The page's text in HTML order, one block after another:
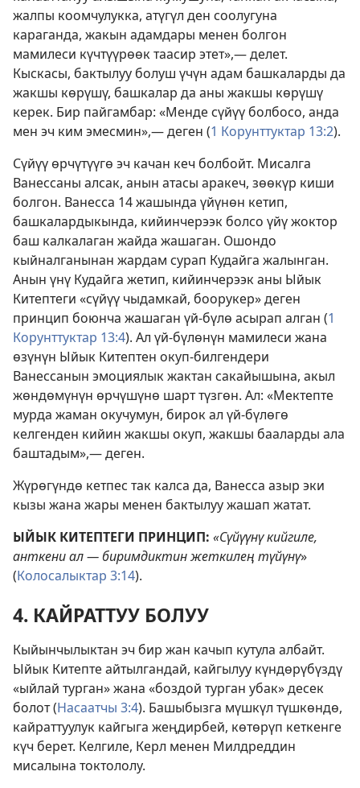
жалпы коомчулукка, атүгүл ден соолугуна
караганда, жакын адамдары менен болгон
мамилеси күчтүүрөөк таасир этет»,— делет.
Кыскасы, бактылуу болуш үчүн адам башкаларды да
жакшы көрүшү, башкалар да аны жакшы көрүшү
керек. Бир пайгамбар: «Менде сүйүү болбосо, анда
мен эч ким эмесмин»,— деген (1 Корунттуктар 13:2).
Сүйүү өрчүтүүгө эч качан кеч болбойт. Мисалга
Ванессаны алсак, анын атасы аракеч, зөөкүр киши
болгон. Ванесса 14 жашында үйүнөн кетип,
башкалардыкында, кийинчерээк болсо үйү жоктор
баш калкалаган жайда жашаган. Ошондо
кыйналганынан жардам сурап Кудайга жалынган.
Анын үнү Кудайга жетип, кийинчерээк аны Ыйык
Китептеги «сүйүү чыдамкай, боорукер» деген
принцип боюнча жашаган үй-бүлө асырап алган (1
Корунттуктар 13:4). Ал үй-бүлөнүн мамилеси жана
өзүнүн Ыйык Китептен окуп-билгендери
Ванессанын эмоциялык жактан сакайышына, акыл
жөндөмүнүн өрчүшүнө шарт түзгөн. Ал: «Мектепте
мурда жаман окучумун, бирок ал үй-бүлөгө
келгенден кийин жакшы окуп, жакшы бааларды ала
баштадым»,— деген.
Жүрөгүндө кетпес так калса да, Ванесса азыр эки
кызы жана жары менен бактылуу жашап жатат.
ЫЙЫК КИТЕПТЕГИ ПРИНЦИП: «Сүйүүнү кийгиле,
анткени ал — биримдиктин жеткилең түйүнү»
(Колосалыктар 3:14).
4. КАЙРАТТУУ БОЛУУ
Кыйынчылыктан эч бир жан качып кутула албайт.
Ыйык Китепте айтылгандай, кайгылуу күндөрүбүздү
«ыйлай турган» жана «боздой турган убак» десек
болот (Насаатчы 3:4). Башыбызга мүшкүл түшкөндө,
кайраттуулук кайгыга жеңдирбей, көтөрүп кеткенге
күч берет. Келгиле, Керл менен Милдреддин
мисалына токтололу.